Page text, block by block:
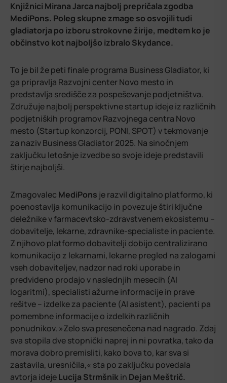
Knjižnici Mirana Jarca najbolj prepričala zgodba
MediPons. Poleg skupne zmage so osvojili tudi
gladiatorja po izboru strokovne žirije, medtem ko je
občinstvo kot najboljšo izbralo Skydance.
To je bil že peti finale programa Business Gladiator, ki
ga pripravlja Razvojni center Novo mesto in
predstavlja središče za pospeševanje podjetništva.
Združuje najbolj perspektivne startup ideje iz različnih
podjetniških programov Razvojnega centra Novo
mesto (Startup konzorcij, PONI, SPOT) v tekmovanje
za naziv Business Gladiator 2025. Na sinočnjem
zaključku letošnje izvedbe so svoje ideje predstavili
štirje najboljši.
Zmagovalec MediPons je razvil digitalno platformo, ki
poenostavlja komunikacijo in povezuje štiri ključne
deležnike v farmacevtsko-zdravstvenem ekosistemu –
dobavitelje, lekarne, zdravnike-specialiste in paciente.
Z njihovo platformo dobavitelji dobijo centralizirano
komunikacijo z lekarnami, lekarne pregled na zalogami
vseh dobaviteljev, nadzor nad roki uporabe in
predvideno prodajo v naslednjih mesecih (AI
logaritmi), specialisti ažurne informacije in prave
rešitve – izdelke za paciente (AI asistent), pacienti pa
pomembne informacije o izdelkih različnih
ponudnikov. »Zelo sva presenečena nad nagrado. Zdaj
sva stopila dve stopnički naprej in ni povratka, tako da
morava dobro premisliti, kako bova to, kar sva si
zastavila, uresničila,« sta po zaključku povedala
avtorja idejeLucija Strmšnikin Dejan Meštrič.